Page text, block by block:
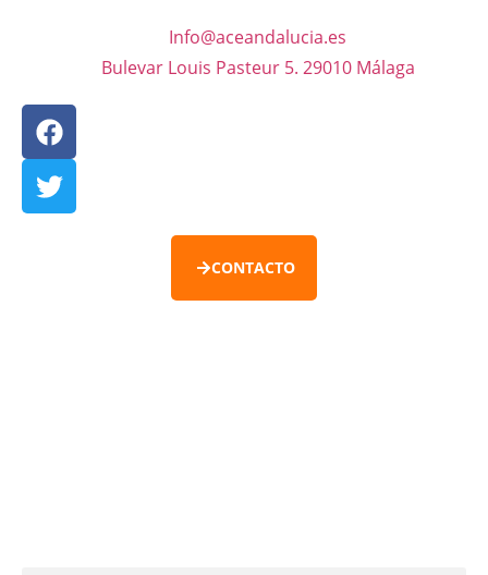
Info@aceandalucia.es
Bulevar Louis Pasteur 5. 29010 Málaga
CONTACTO